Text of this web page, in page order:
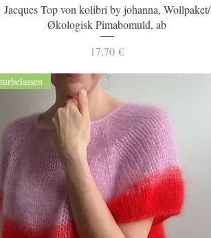
Schnellansicht
Jacques Top von kolibri by johanna, Wollpaket/
Økologisk Pimabomuld, ab
Preis
17,70 €